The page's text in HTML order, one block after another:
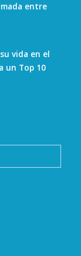
entre
vida en el
un Top 10